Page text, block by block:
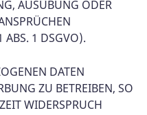
AUSÜBUNG ODER
ABS. 1 DSGVO).
DATEN
ZU BETREIBEN, SO
WIDERSPRUCH